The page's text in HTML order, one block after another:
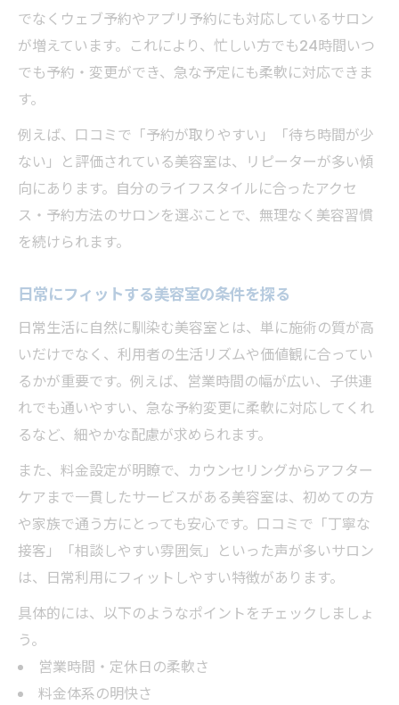
美容室フィットの安心設備とサービス解説
口コミからわかる美容室フィットの魅力
美容室フィット利用者の声と満足ポイント
美容室選びは口コミで接客力をチェック
美容室フィットの評判から見るメリット
でなくウェブ予約やアプリ予約にも対応しているサロン
が増えています。これにより、忙しい方でも24時間いつ
でも予約・変更ができ、急な予定にも柔軟に対応できま
す。
例えば、口コミで「予約が取りやすい」「待ち時間が少
ない」と評価されている美容室は、リピーターが多い傾
向にあります。自分のライフスタイルに合ったアクセ
ス・予約方法のサロンを選ぶことで、無理なく美容習慣
を続けられます。
日常にフィットする美容室の条件を探る
日常生活に自然に馴染む美容室とは、単に施術の質が高
いだけでなく、利用者の生活リズムや価値観に合ってい
るかが重要です。例えば、営業時間の幅が広い、子供連
れでも通いやすい、急な予約変更に柔軟に対応してくれ
るなど、細やかな配慮が求められます。
また、料金設定が明瞭で、カウンセリングからアフター
ケアまで一貫したサービスがある美容室は、初めての方
や家族で通う方にとっても安心です。口コミで「丁寧な
接客」「相談しやすい雰囲気」といった声が多いサロン
は、日常利用にフィットしやすい特徴があります。
具体的には、以下のようなポイントをチェックしましょ
う。
営業時間・定休日の柔軟さ
料金体系の明快さ